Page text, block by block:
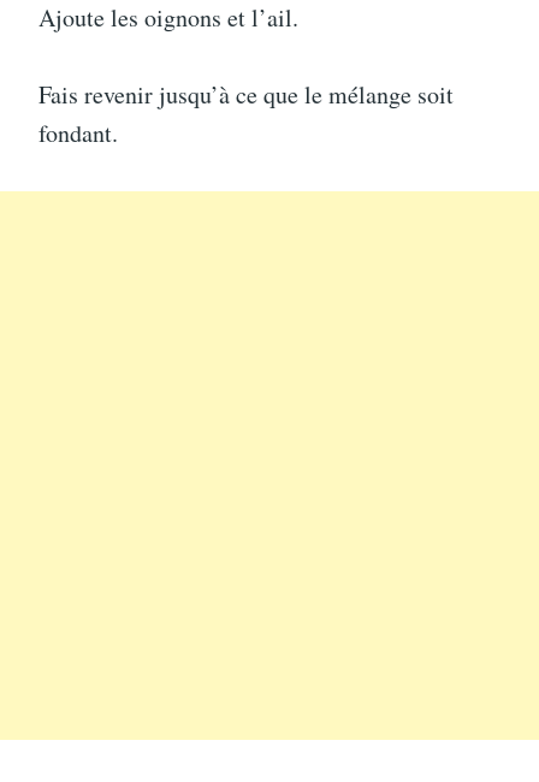
Ajoute les oignons et l’ail.
Fais revenir jusqu’à ce que le mélange soit
fondant.